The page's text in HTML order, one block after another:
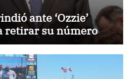
ante ‘Ozzie’
retirar su número